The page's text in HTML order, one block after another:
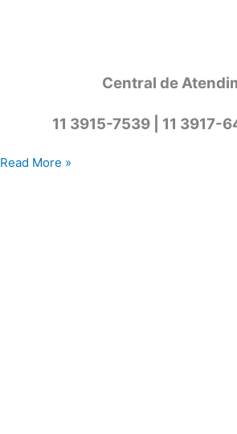
Central de
11 3915-7539 | 11 3917-
Assistência
Read More »